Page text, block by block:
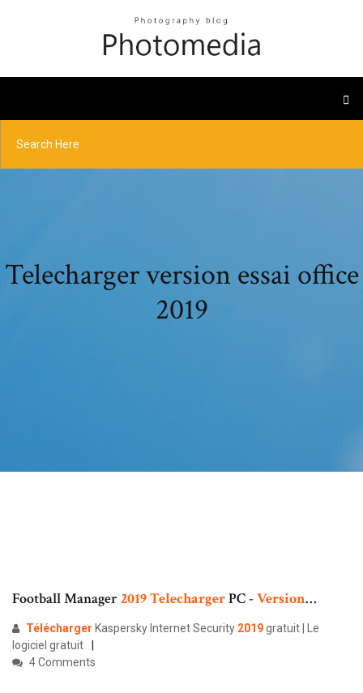
Telecharger version essai office
2019
Football Manager 2019TelechargerPC - Version…
Télécharger Kaspersky Internet Security 2019gratuit | Le
logiciel gratuit
4 Comments